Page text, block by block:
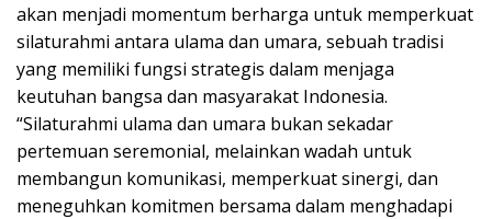
akan menjadi momentum berharga untuk memperkuat
silaturahmi antara ulama dan umara, sebuah tradisi
yang memiliki fungsi strategis dalam menjaga
keutuhan bangsa dan masyarakat Indonesia.
“Silaturahmi ulama dan umara bukan sekadar
pertemuan seremonial, melainkan wadah untuk
membangun komunikasi, memperkuat sinergi, dan
meneguhkan komitmen bersama dalam menghadapi